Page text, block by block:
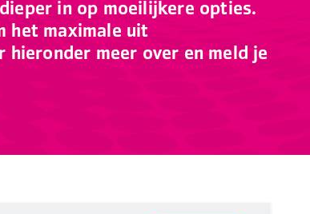
in op moeilijkere opties.
het maximale uit
hieronder meer over en meld je